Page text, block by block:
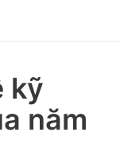
kỹ
năm